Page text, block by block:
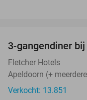
3-gangendiner
Fletcher Hotels
Apeldoorn (+
Verkocht: 13.851